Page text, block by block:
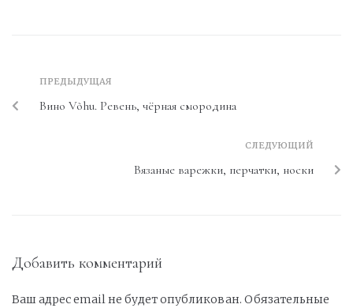
ПРЕДЫДУЩАЯ
Вино Võhu. Ревень, чёрная смородина
СЛЕДУЮЩИЙ
Вязаные варежки, перчатки, носки
Добавить комментарий
Ваш адрес email не будет опубликован. Обязательные